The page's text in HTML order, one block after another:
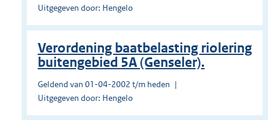
Uitgegeven door: Hengelo
Verordening baatbelasting riolering
buitengebied 5A (Genseler).
Geldend van 01-04-2002 t/m heden
Uitgegeven door: Hengelo